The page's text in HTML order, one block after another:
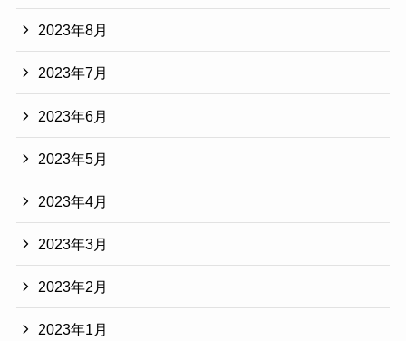
2023年8月
2023年7月
2023年6月
2023年5月
2023年4月
2023年3月
2023年2月
2023年1月